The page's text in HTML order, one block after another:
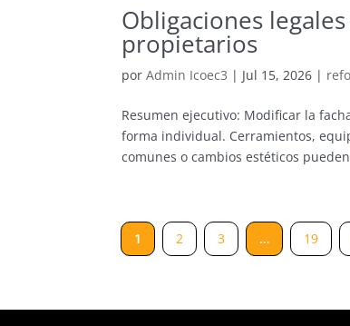
Obligaciones
propietarios
porAdmin Icoec3 | Jul 15, 2026 |
Resumen ejecutivo: Modificar la
forma individual. Cerramientos,
comunes o cambios estéticos
1 2 3 … 19